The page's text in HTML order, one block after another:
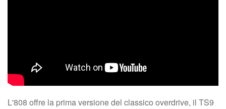
L'808 offre la prima versione del classico overdrive, il TS9